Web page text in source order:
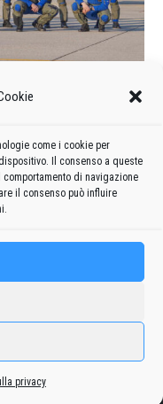
come i cookie per
Il consenso a queste
di navigazione
il consenso può influire
privacy
e
20 commenti
delle